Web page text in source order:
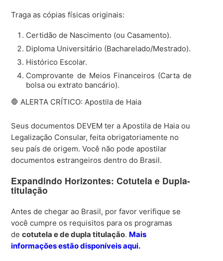
Traga as cópias físicas originais:
Certidão de Nascimento (ou Casamento).
Diploma Universitário (Bacharelado/Mestrado).
Histórico Escolar.
Comprovante de Meios Financeiros (Carta de
bolsa ou extrato bancário).
🛑 ALERTA CRÍTICO: Apostila de Haia
Seus documentos DEVEM ter a Apostila de Haia ou
Legalização Consular, feita obrigatoriamente no
seu país de origem. Você não pode apostilar
documentos estrangeiros dentro do Brasil.
Expandindo Horizontes: Cotutela e Dupla-
titulação
Antes de chegar ao Brasil, por favor verifique se
você cumpre os requisitos para os programas
decotutela e de dupla titulação. Mais
informações estão disponíveis aqui.